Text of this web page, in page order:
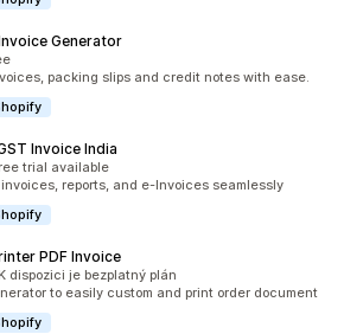
Generator
54
packing slips and credit notes with ease.
Invoice India
recenzí: 443
trial available
reports, and e-Invoices seamlessly
PDF Invoice
recenzí: 1130
K dispozici je bezplatný plán
to easily custom and print order document